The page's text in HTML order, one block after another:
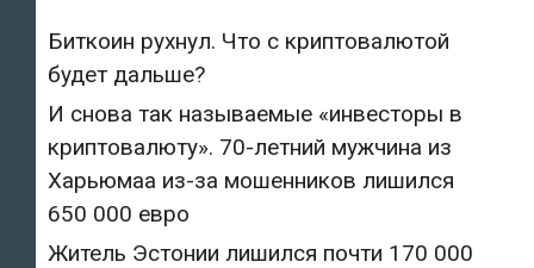
Биткоин рухнул. Что с криптовалютой
будет дальше?
И снова так называемые «инвесторы в
криптовалюту». 70-летний мужчина из
Харьюмаа из-за мошенников лишился
650 000 евро
Житель Эстонии лишился почти 170 000